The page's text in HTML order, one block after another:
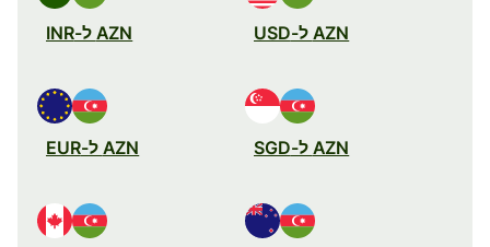
AZN ל-USD AZN ל-INR
AZN ל-SGD AZN ל-EUR